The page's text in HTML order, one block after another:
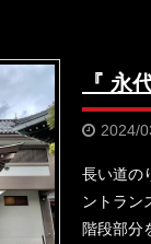
『 永
2024/
長い道の
ントラン
階段部分